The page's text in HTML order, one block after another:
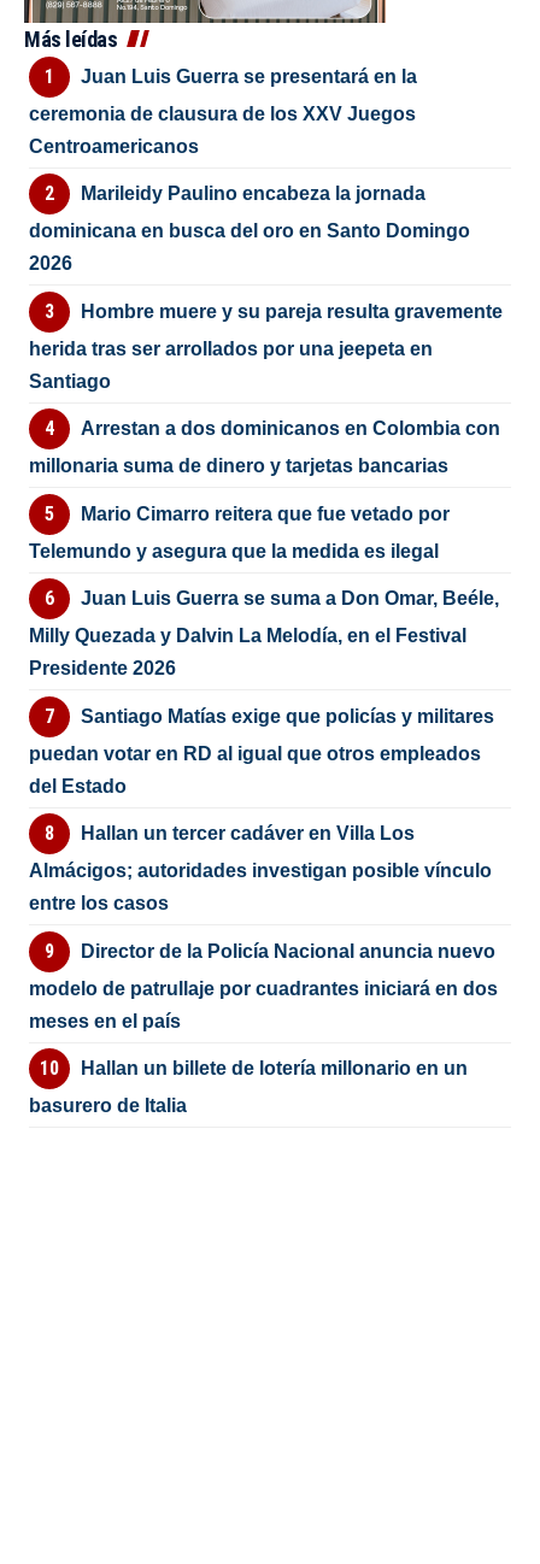
Más leídas
Juan Luis Guerra se presentará en la
ceremonia de clausura de los XXV Juegos
Centroamericanos
Marileidy Paulino encabeza la jornada
dominicana en busca del oro en Santo Domingo
2026
Hombre muere y su pareja resulta gravemente
herida tras ser arrollados por una jeepeta en
Santiago
Arrestan a dos dominicanos en Colombia con
millonaria suma de dinero y tarjetas bancarias
Mario Cimarro reitera que fue vetado por
Telemundo y asegura que la medida es ilegal
Juan Luis Guerra se suma a Don Omar, Beéle,
Milly Quezada y Dalvin La Melodía, en el Festival
Presidente 2026
Santiago Matías exige que policías y militares
puedan votar en RD al igual que otros empleados
del Estado
Hallan un tercer cadáver en Villa Los
Almácigos; autoridades investigan posible vínculo
entre los casos
Director de la Policía Nacional anuncia nuevo
modelo de patrullaje por cuadrantes iniciará en dos
meses en el país
Hallan un billete de lotería millonario en un
basurero de Italia